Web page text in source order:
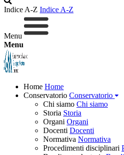
Indice A-Z Indice A-Z
Menu
Menu
Home Home
Conservatorio Conservatorio
Chi siamo Chi siamo
Storia Storia
Organi Organi
Docenti Docenti
Normativa Normativa
Procedimenti disciplinari